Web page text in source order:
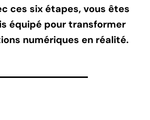
ces six étapes, vous êtes
équipé pour transformer
numériques en réalité.